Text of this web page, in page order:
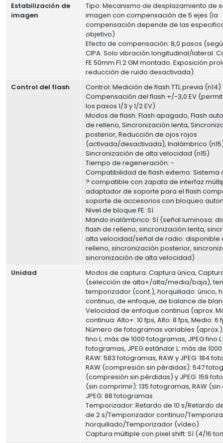
Estabilización de
imagen
Tipo: Mecanismo de desplazamiento de
imagen con compensación de 5 ejes (la
compensación depende de las
objetivo)
Efecto de compensación: 8,0 pasos
CIPA. Solo vibración longitudinal/lateral.
FE 50mm F1.2 GM montado. Exposición
reducción de ruido desactivada).
Control del flash
Control: Medición de flash TTL previa (n14)
Compensación del flash +/-3,0 EV
los pasos 1/3 y 1/2 EV)
Modos de flash: Flash apagado, Flash
de relleno, Sincronización lenta,
posterior, Reducción de ojos rojos
(activada/desactivada), Inalámbrico
Sincronización de alta velocidad (n15)
Tiempo de regeneración: -
Compatibilidad de flash externo: Sistema
? compatible con zapata de interfaz
adaptador de soporte para el flash
soporte de accesorios con bloqueo
Nivel de bloque FE: Sí
Mando inalámbrico: Sí (señal luminosa:
flash de relleno, sincronización lenta,
alta velocidad/señal de radio: disponible
relleno, sincronización posterior,
sincronización de alta velocidad)
Unidad
Modos de captura: Captura única,
(selección de alta+/alta/media/baja),
temporizador (cont.), horquillado: único,
continuo, de enfoque, de balance de
Velocidad de enfoque continua (aprox.
continua: Alto+: 10 fps, Alto: 8 fps, Medio: 6
Número de fotogramas variables (aprox.)
fino L: más de 1000 fotogramas, JPEG fino
fotogramas, JPEG estándar L: más de
RAW: 583 fotogramas, RAW y JPEG: 184
RAW (compresión sin pérdidas): 547
(compresión sin pérdidas) y JPEG: 159
(sin comprimir): 135 fotogramas, RAW
JPEG: 88 fotogramas
Temporizador: Retardo de 10 s/Retardo
de 2 s/Temporizador continuo/
horquillado/Temporizador (vídeo)
Captura múltiple con pixel shift: Sí (4/16